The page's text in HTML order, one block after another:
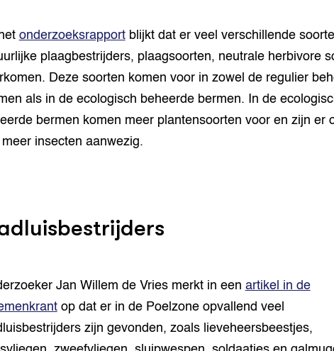
onderzoeksrapportblijkt dat er veel verschillende
plaagbestrijders, plaagsoorten, neutrale herbivore
Deze soorten komen voor in zowel de regulier
als in de ecologisch beheerde bermen. In de
bermen komen meer plantensoorten voor en zijn er
meer insecten aanwezig.
Jan Willem de Vries merkt in een artikel in de
op dat er in de Poelzone opvallend veel
zijn gevonden, zoals lieveheersbeestjes,